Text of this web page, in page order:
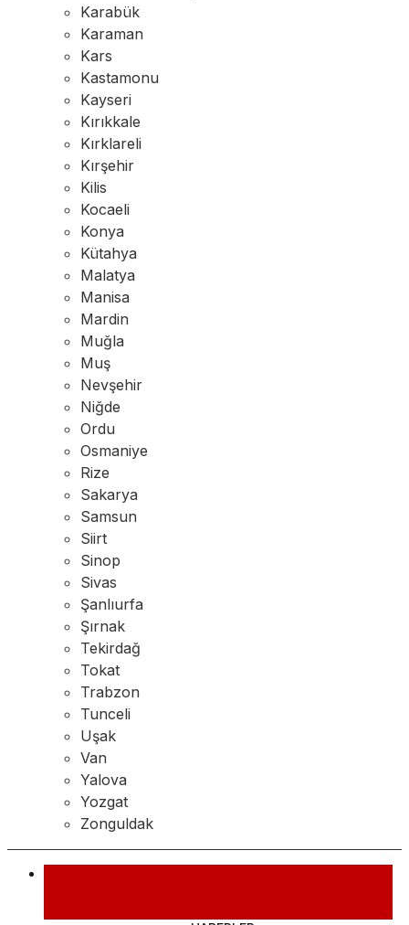
Karabük
Karaman
Kars
Kastamonu
Kayseri
Kırıkkale
Kırklareli
Kırşehir
Kilis
Kocaeli
Konya
Kütahya
Malatya
Manisa
Mardin
Muğla
Muş
Nevşehir
Niğde
Ordu
Osmaniye
Rize
Sakarya
Samsun
Siirt
Sinop
Sivas
Şanlıurfa
Şırnak
Tekirdağ
Tokat
Trabzon
Tunceli
Uşak
Van
Yalova
Yozgat
Zonguldak